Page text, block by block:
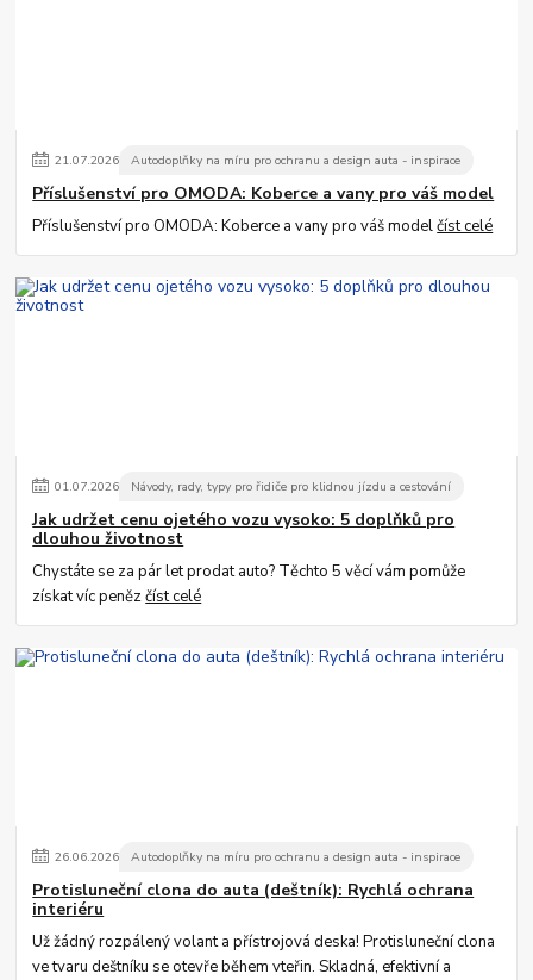
21.07.2026 Autodoplňky na míru pro ochranu a design auta - inspirace
Příslušenství pro OMODA: Koberce a vany pro váš model
Příslušenství pro OMODA: Koberce a vany pro váš modelčíst celé
01.07.2026 Návody, rady, typy pro řidiče pro klidnou jízdu a cestování
Jak udržet cenu ojetého vozu vysoko: 5 doplňků pro
dlouhou životnost
Chystáte se za pár let prodat auto? Těchto 5 věcí vám pomůže
získat víc penězčíst celé
26.06.2026 Autodoplňky na míru pro ochranu a design auta - inspirace
Protisluneční clona do auta (deštník): Rychlá ochrana
interiéru
Už žádný rozpálený volant a přístrojová deska! Protisluneční clona
ve tvaru deštníku se otevře během vteřin. Skladná, efektivní a